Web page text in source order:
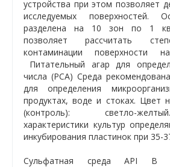
устройства при этом позволяет
исследуемых поверхностей.
разделена на 10 зон по 1
позволяет рассчитать
контаминации поверхности
Питательный агар для
числа (PCA) Среда
для определения
продуктах, воде и стоках. Цвет
(контроль): светло-
характеристики культур
инкубирования пластинок при 35-
Сульфатная среда API В